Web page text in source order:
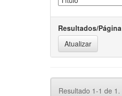
Resultados/Página
Resultado 1-1 de 1.